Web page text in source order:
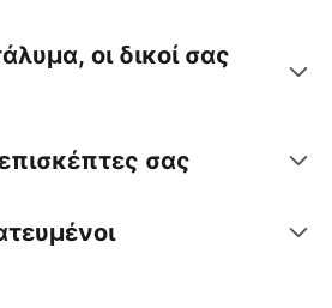
οι δικοί σας
σας